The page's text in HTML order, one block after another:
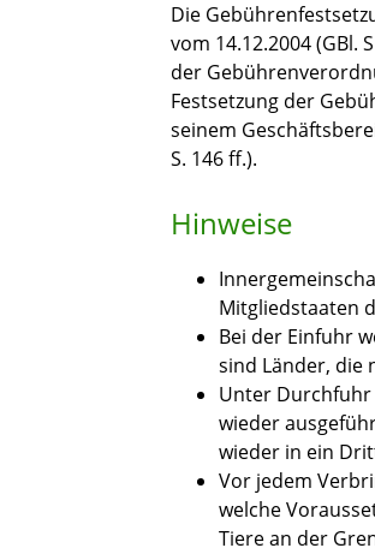
Die
vom 14.12.2004 (GBl.
der
Festsetzung der
seinem
S. 146 ff.).
Hinweise
Mitgliedstaaten
Bei der Einfuhr
sind Länder, die
Unter Durchfuhr
wieder
wieder in ein
Vor jedem
welche
Tiere an der